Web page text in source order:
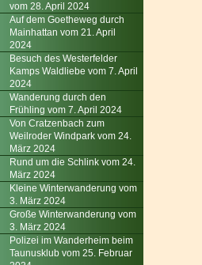
vom 28. April 2024
Auf dem Goetheweg durch
Mainhattan vom 21. April
2024
Besuch des Westerfelder
Kamps Waldliebe vom 7. April
2024
Wanderung durch den
Frühling vom 7. April 2024
Von Cratzenbach zum
Weilroder Windpark vom 24.
März 2024
Rund um die Schlink vom 24.
März 2024
Kleine Winterwanderung vom
3. März 2024
Große Winterwanderung vom
3. März 2024
Polizei im Wanderheim beim
Taunusklub vom 25. Februar